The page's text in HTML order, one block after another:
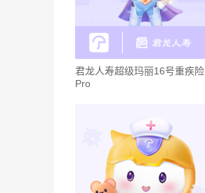
君龙人寿超级玛丽16号重疾险
Pro